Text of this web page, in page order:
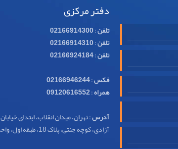
دفتر مرکزی
تلفن:
02166914300
تلفن:
02166914310
تلفن:
02166924184
فکس:
02166946244
همراه:
09120616552
آدرس: تهران، میدان انقلاب، ابتدای خیابان
آزادی، کوچه جنتی، پلاک 18، طبقه اول، واحد 32